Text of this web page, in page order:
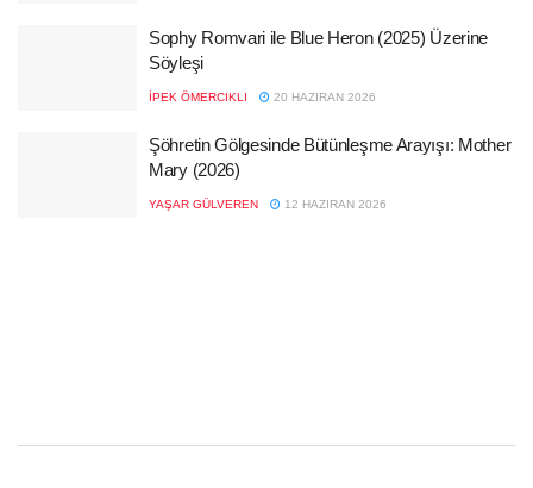
Sophy Romvari ile Blue Heron (2025) Üzerine
Söyleşi
İPEK ÖMERCIKLI 20 HAZIRAN 2026
Şöhretin Gölgesinde Bütünleşme Arayışı: Mother
Mary (2026)
YAŞAR GÜLVEREN 12 HAZIRAN 2026